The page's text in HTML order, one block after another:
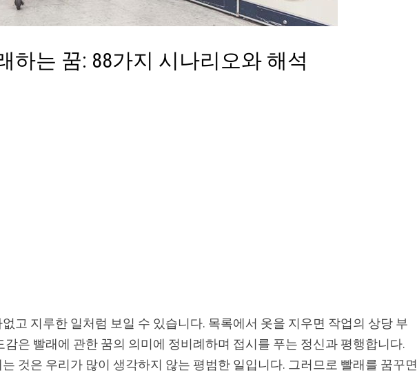
하는 꿈: 88가지 시나리오와 해석
고 지루한 일처럼 보일 수 있습니다. 목록에서 옷을 지우면 작업의 상당 부
감은 빨래에 관한 꿈의 의미에 정비례하며 접시를 푸는 정신과 평행합니다.
것은 우리가 많이 생각하지 않는 평범한 일입니다. 그러므로 빨래를 꿈꾸면